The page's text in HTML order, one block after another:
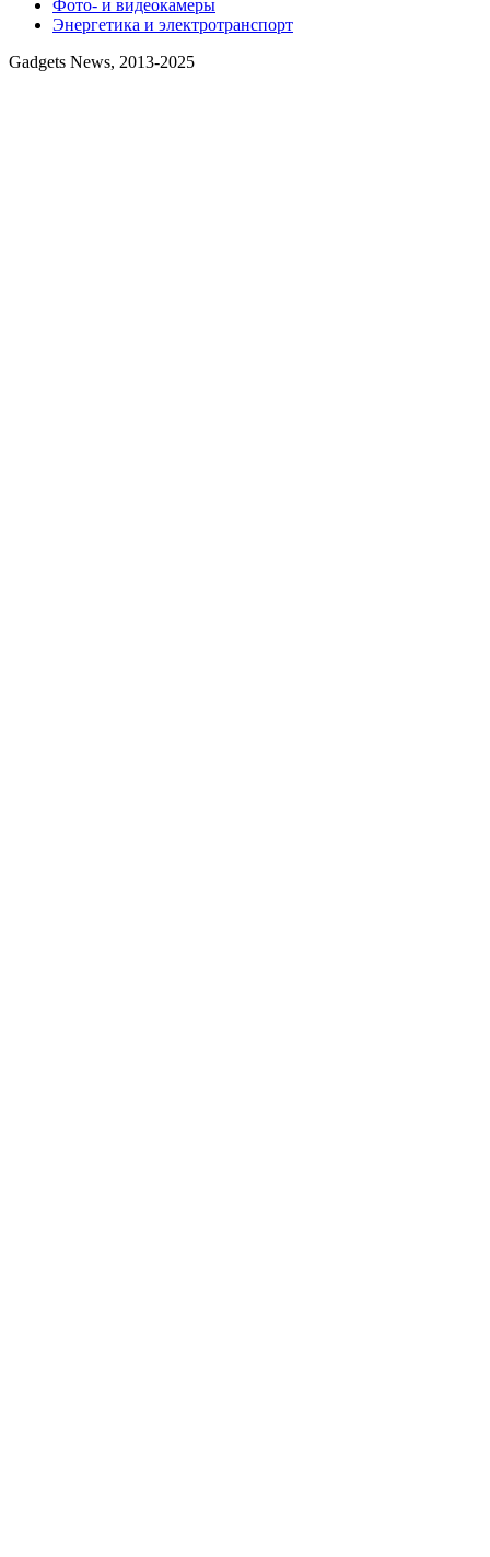
Фото- и видеокамеры
Энергетика и электротранспорт
Gadgets News, 2013-2025